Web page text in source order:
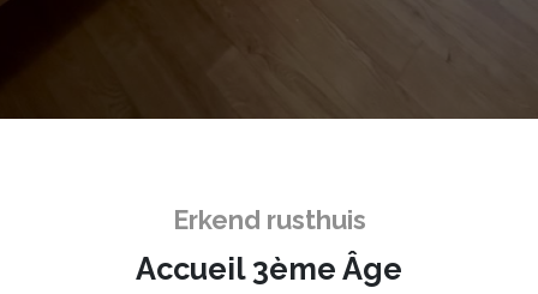
Erkend rusthuis
Accueil 3ème Âge